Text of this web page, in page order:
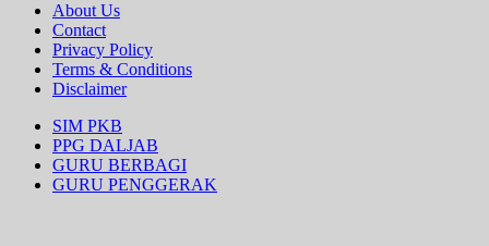
About Us
Contact
Privacy Policy
Terms & Conditions
Disclaimer
SIM PKB
PPG DALJAB
GURU BERBAGI
GURU PENGGERAK